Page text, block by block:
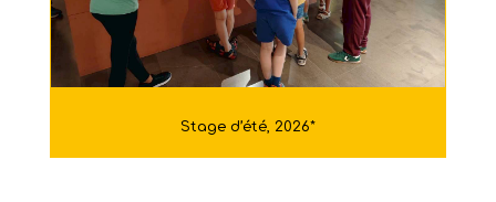
Stage d’été, 2026*